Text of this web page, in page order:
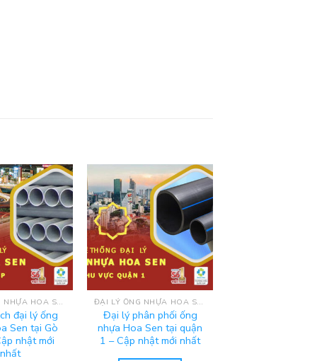
ĐẠI LÝ ỐNG NHỰA HOA SEN MIỀN NAM
đại lý ống
Sen tại Gò
nhật mới
nhất
ĐẠI LÝ ỐNG NHỰA HOA SEN MIỀN NAM
Đại lý phân phối ống
nhựa Hoa Sen tại quận
1 – Cập nhật mới nhất